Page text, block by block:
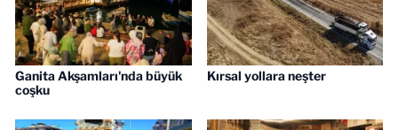
Ganita Akşamları'nda büyük
coşku
Kırsal yollara neşter